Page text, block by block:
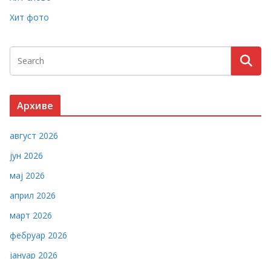
Хит фото
Архиве
август 2026
јун 2026
мај 2026
април 2026
март 2026
фебруар 2026
јануар 2026